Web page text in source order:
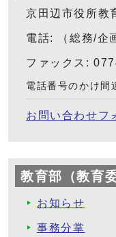
京田辺市役所教
電話: （総務/企
ファックス:
電話番号のかけ間
お問い合わせフ
教育部（教育
お知らせ
事務分掌